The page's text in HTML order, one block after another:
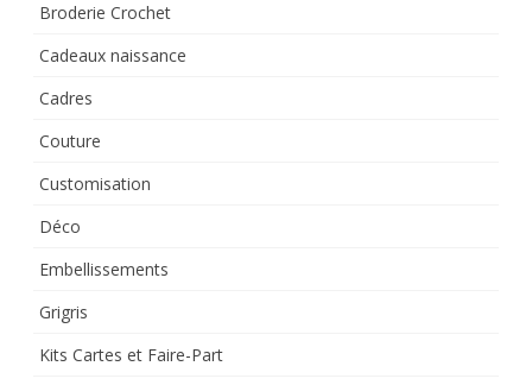
Broderie Crochet
Cadeaux naissance
Cadres
Couture
Customisation
Déco
Embellissements
Grigris
Kits Cartes et Faire-Part